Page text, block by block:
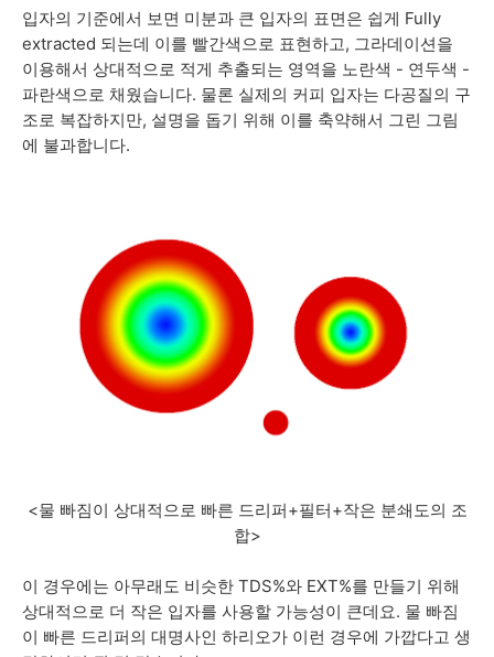
입자의 기준에서 보면 미분과 큰 입자의 표면은 쉽게 Fully
extracted 되는데 이를 빨간색으로 표현하고, 그라데이션을
이용해서 상대적으로 적게 추출되는 영역을 노란색 - 연두색 -
파란색으로 채웠습니다. 물론 실제의 커피 입자는 다공질의 구
조로 복잡하지만, 설명을 돕기 위해 이를 축약해서 그린 그림
에 불과합니다.
<물 빠짐이 상대적으로 빠른 드리퍼+필터+작은 분쇄도의 조
합>
이 경우에는 아무래도 비슷한 TDS%와 EXT%를 만들기 위해
상대적으로 더 작은 입자를 사용할 가능성이 큰데요. 물 빠짐
이 빠른 드리퍼의 대명사인 하리오가 이런 경우에 가깝다고 생